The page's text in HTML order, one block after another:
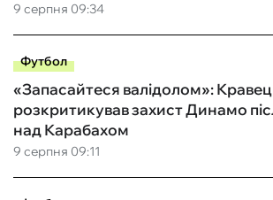
9 серпня 09:34
Футбол
9 серпня 09:11
«Запасайтеся валідолом»:
розкритикував захист Динамо
над Карабахом